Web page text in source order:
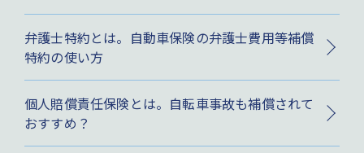
弁護士特約とは。自動車保険の弁護士費用等補償
特約の使い方
個人賠償責任保険とは。自転車事故も補償されて
おすすめ？